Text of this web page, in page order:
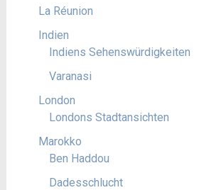
La Réunion
Indien
Indiens Sehenswürdigkeiten
Varanasi
London
Londons Stadtansichten
Marokko
Ben Haddou
Dadesschlucht